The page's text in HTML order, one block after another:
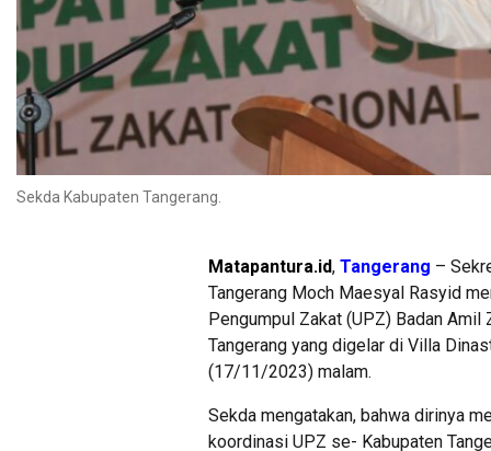
Sekda Kabupaten Tangerang.
Matapantura.id, Tangerang –
Tangerang Moch Maesyal Rasyid
Pengumpul Zakat (UPZ) Badan
Tangerang yang digelar di Villa
(17/11/2023) malam.
Sekda mengatakan, bahwa dirinya
koordinasi UPZ se- Kabupaten